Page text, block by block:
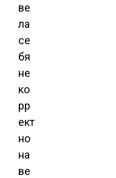
ве
ла
се
бя
не
ко
рр
ект
но
на
ве